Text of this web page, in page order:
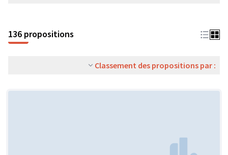
136 propositions
Classement des propositions par :